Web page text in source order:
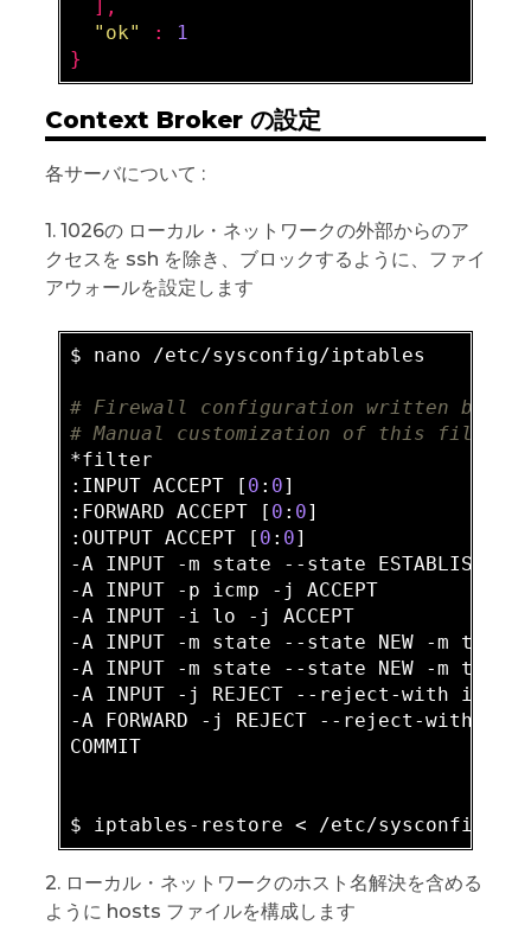
  ],
"ok"
:
1
Context Broker の設定
各サーバについて :
1. 1026の ローカル・ネットワークの外部からのア
クセスを ssh を除き、ブロックするように、ファイ
アウォールを設定します
$ nano /etc/sysconfig/iptables
# Firewall configuration written by
# Manual customization of this file is
*filter
:INPUT ACCEPT [ 0 : 0]
:FORWARD ACCEPT [ 0 : 0]
:OUTPUT ACCEPT [ 0 : 0]
-A INPUT -m state --state
-A INPUT -p icmp -j ACCEPT
-A INPUT -i lo -j ACCEPT
-A INPUT -m state --state NEW -m
-A INPUT -m state --state NEW -m
-A INPUT -j REJECT --reject-with
-A FORWARD -j REJECT --reject-with
COMMIT
2. ローカル・ネットワークのホスト名解決を含める
ように hosts ファイルを構成します